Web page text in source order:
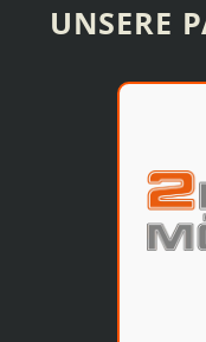
UNSERE